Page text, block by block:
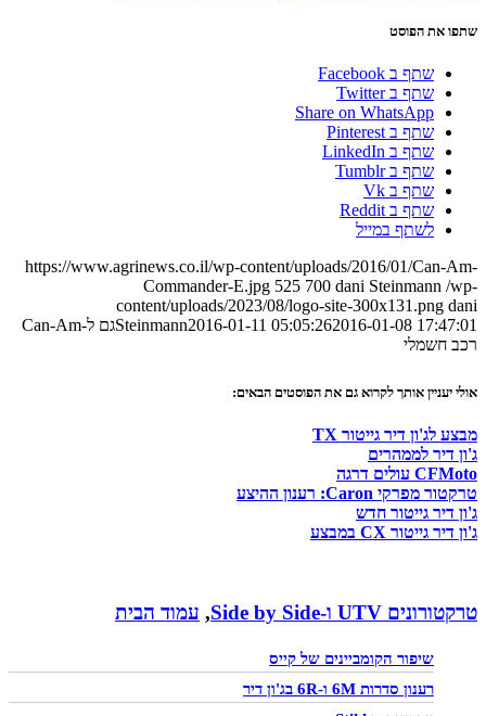
שתפו את הפוסט
שתף ב Facebook
שתף ב Twitter
Share on WhatsApp
שתף ב Pinterest
שתף ב LinkedIn
שתף ב Tumblr
שתף ב Vk
שתף ב Reddit
לשתף במייל
https://www.agrinews.co.il/wp-content/uploads/2016/01/Can-Am-
Commander-E.jpg 525 700 dani Steinmann /wp-
content/uploads/2023/08/logo-site-300x131.png dani
Steinmann2016-01-11 05:05:262016-01-08 17:47:01
גם ל-Can-Am
רכב חשמלי
אולי יעניין אותך לקרוא גם את הפוסטים הבאים:
מבצע לג'ון דיר גייטור TX
ג'ון דיר לממהרים
CFMoto עולים דרגה
טרקטור מפרקי Caron: רענון ההיצע
ג'ון דיר גייטור חדש
ג'ון דיר גייטור CX במבצע
טרקטורונים UTV ו-Side by Side , עמוד הבית
שיפור הקומביינים של קייס
רענון סדרות 6M ו-6R בג'ון דיר